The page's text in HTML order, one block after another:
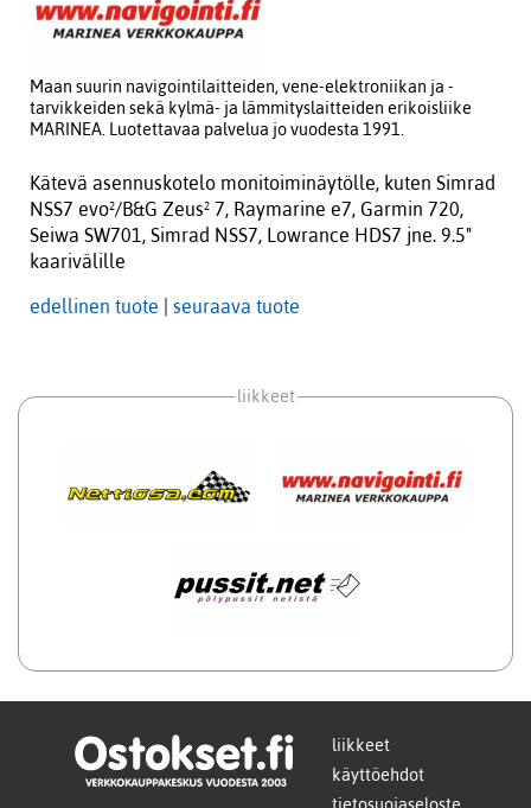
Maan suurin navigointilaitteiden, vene-elektroniikan ja -
tarvikkeiden sekä kylmä- ja lämmityslaitteiden erikoisliike
MARINEA. Luotettavaa palvelua jo vuodesta 1991.
Kätevä asennuskotelo monitoiminäytölle, kuten Simrad
NSS7 evo²/B&G Zeus² 7, Raymarine e7, Garmin 720,
Seiwa SW701, Simrad NSS7, Lowrance HDS7 jne. 9.5"
kaarivälille
edellinen tuote seuraava tuote
liikkeet
liikkeet
käyttöehdot